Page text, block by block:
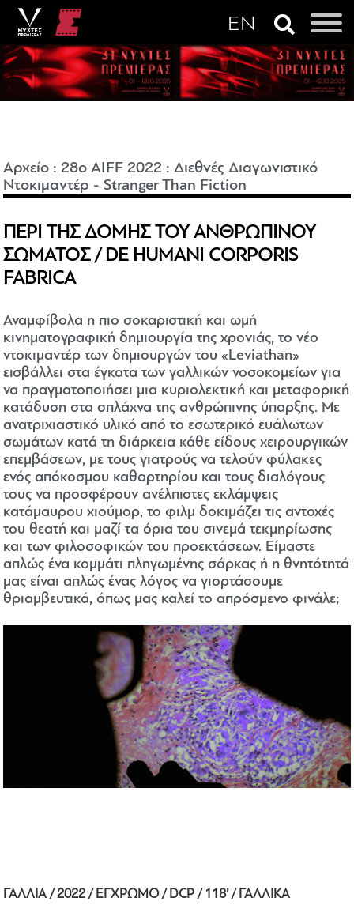
Αρχείο :28o AIFF 2022 :Διεθνές Διαγωνιστικό
Ντοκιμαντέρ - Stranger Than Fiction
ΠΕΡΙ ΤΗΣ ΔΟΜΗΣ ΤΟΥ ΑΝΘΡΩΠΙΝΟΥ
ΣΩΜΑΤΟΣ / DE HUMANI CORPORIS
FABRICA
Αναμφίβολα η πιο σοκαριστική και ωμή
κινηματογραφική δημιουργία της χρονιάς, το νέο
ντοκιμαντέρ των δημιουργών του «Leviathan»
εισβάλλει στα έγκατα των γαλλικών νοσοκομείων για
να πραγματοποιήσει μια κυριολεκτική και μεταφορική
κατάδυση στα σπλάχνα της ανθρώπινης ύπαρξης. Με
ανατριχιαστικό υλικό από το εσωτερικό ευάλωτων
σωμάτων κατά τη διάρκεια κάθε είδους χειρουργικών
επεμβάσεων, με τους γιατρούς να τελούν φύλακες
ενός απόκοσμου καθαρτηρίου και τους διαλόγους
τους να προσφέρουν ανέλπιστες εκλάμψεις
κατάμαυρου χιούμορ, το φιλμ δοκιμάζει τις αντοχές
του θεατή και μαζί τα όρια του σινεμά τεκμηρίωσης
και των φιλοσοφικών του προεκτάσεων. Είμαστε
απλώς ένα κομμάτι πληγωμένης σάρκας ή η θνητότητά
μας είναι απλώς ένας λόγος να γιορτάσουμε
θριαμβευτικά, όπως μας καλεί το απρόσμενο φινάλε;
ΓΑΛΛΙΑ / 2022 / ΕΓΧΡΩΜΟ / DCP / 118’ / ΓΑΛΛΙΚΑ